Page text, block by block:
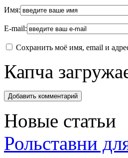
Имя:
E-mail:
Сохранить моё имя, email и
Капча
Новые статьи
Рольставни